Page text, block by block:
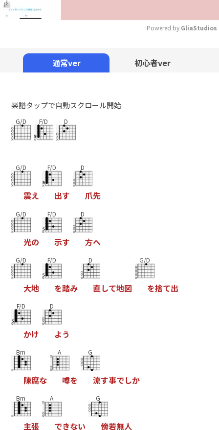
Powered by GliaStudios
通常ver 初心者ver
楽譜タップで自動スクロール開始
G/D F/D D
G/D
震え
F/D
出す
D
爪先
G/D
光の
F/D
示す
D
方へ
G/D
大地
F/D
を踏み
D
直して地図
G/D
を捨て出
F/D
かけ
D
よう
Bm
陳腐な
A
噂を
G
流す事でしか
Bm
主張
A
できない
G
傍若無人